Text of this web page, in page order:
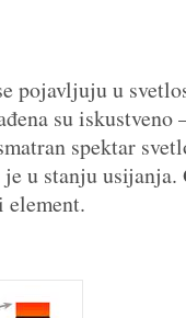
pojavljuju u
su
spektar
u stanju
element.